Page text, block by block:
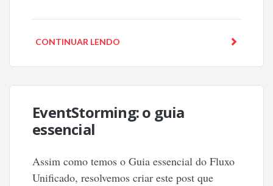
CONTINUAR LENDO
EventStorming: o guia
essencial
Assim como temos o Guia essencial do Fluxo
Unificado, resolvemos criar este post que